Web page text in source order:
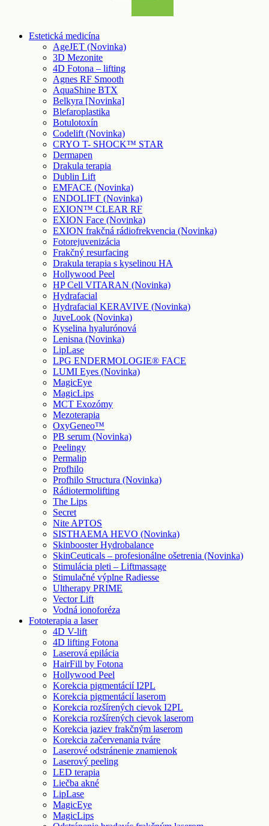
Estetická medicína
AgeJET (Novinka)
3D Mezonite
4D Fotona – lifting
Agnes RF Smooth
AquaShine BTX
Belkyra [Novinka]
Blefaroplastika
Botulotoxín
Codelift (Novinka)
CRYO T- SHOCK™ STAR
Dermapen
Drakula terapia
Dublin Lift
EMFACE (Novinka)
ENDOLIFT (Novinka)
EXION™ CLEAR RF
EXION Face (Novinka)
EXION frakčná rádiofrekvencia (Novinka)
Fotorejuvenizácia
Frakčný resurfacing
Drakula terapia s kyselinou HA
Hollywood Peel
HP Cell VITARAN (Novinka)
Hydrafacial
Hydrafacial KERAVIVE (Novinka)
JuveLook (Novinka)
Kyselina hyalurónová
Lenisna (Novinka)
LipLase
LPG ENDERMOLOGIE® FACE
LUMI Eyes (Novinka)
MagicEye
MagicLips
MCT Exozómy
Mezoterapia
OxyGeneo™
PB serum (Novinka)
Peelingy
Permalip
Profhilo
Profhilo Structura (Novinka)
Rádiotermolifting
The Lips
Secret
Nite APTOS
SISTHAEMA HEVO (Novinka)
Skinbooster Hydrobalance
SkinCeuticals – profesionálne ošetrenia (Novinka)
Stimulácia pleti – Liftmassage
Stimulačné výplne Radiesse
Ultherapy PRIME
Vector Lift
Vodná ionoforéza
Fototerapia a laser
4D V-lift
4D lifting Fotona
Laserová epilácia
HairFill by Fotona
Hollywood Peel
Korekcia pigmentácií I2PL
Korekcia pigmentácií laserom
Korekcia rozšírených cievok I2PL
Korekcia rozšírených cievok laserom
Korekcia jaziev frakčným laserom
Korekcia začervenania tváre
Laserové odstránenie znamienok
Laserový peeling
LED terapia
Liečba akné
LipLase
MagicEye
MagicLips